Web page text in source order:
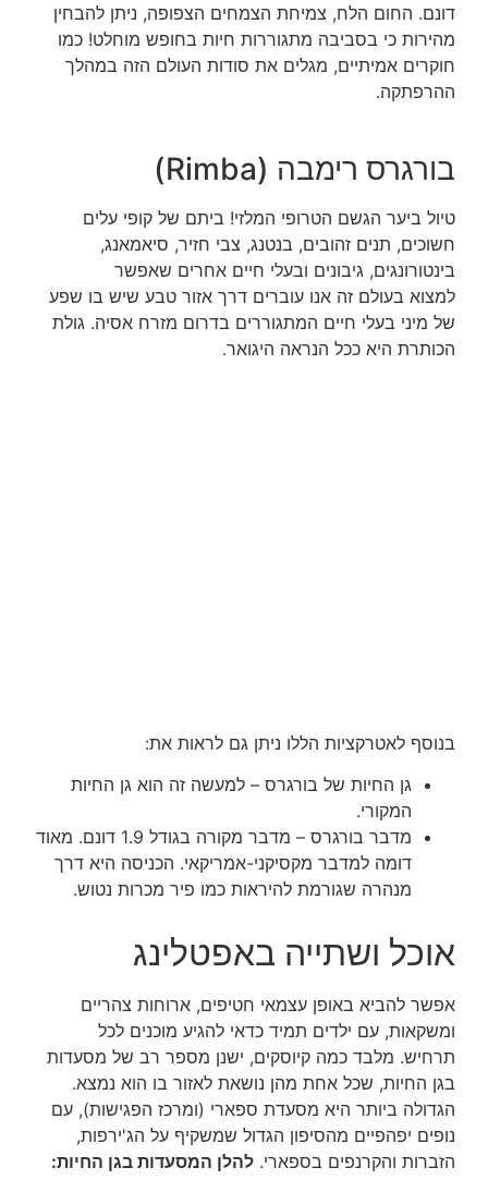
דונם. החום הלח, צמיחת הצמחים הצפופה, ניתן להבחין
מהירות כי בסביבה מתגוררות חיות בחופש מוחלט! כמו
חוקרים אמיתיים, מגלים את סודות העולם הזה במהלך
ההרפתקה.
בורגרס רימבה (Rimba)
טיול ביער הגשם הטרופי המלזי! ביתם של קופי עלים
חשוכים, תנים זהובים, בנטנג, צבי חזיר, סיאמאנג,
בינטורונגים, גיבונים ובעלי חיים אחרים שאפשר
למצוא בעולם זה אנו עוברים דרך אזור טבע שיש בו שפע
של מיני בעלי חיים המתגוררים בדרום מזרח אסיה. גולת
הכותרת היא ככל הנראה היגואר.
בנוסף לאטרקציות הללו ניתן גם לראות את:
גן החיות של בורגרס – למעשה זה הוא גן החיות
המקורי.
מדבר בורגרס – מדבר מקורה בגודל 1.9 דונם. מאוד
דומה למדבר מקסיקני-אמריקאי. הכניסה היא דרך
מנהרה שגורמת להיראות כמו פיר מכרות נטוש.
אוכל ושתייה באפטלינג
אפשר להביא באופן עצמאי חטיפים, ארוחות צהריים
ומשקאות, עם ילדים תמיד כדאי להגיע מוכנים לכל
תרחיש. מלבד כמה קיוסקים, ישנן מספר רב של מסעדות
בגן החיות, שכל אחת מהן נושאת לאזור בו הוא נמצא.
הגדולה ביותר היא מסעדת ספארי (ומרכז הפגישות), עם
נופים יפהפיים מהסיפון הגדול שמשקיף על הג'ירפות,
הזברות והקרנפים בספארי. להלן המסעדות בגן החיות: